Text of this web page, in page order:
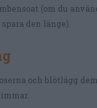
(om du
den länge)
och blötlägg